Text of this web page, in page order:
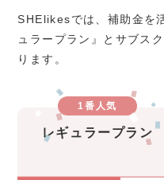
SHElikesでは、補助金を
ュラープラン』とサブス
ります。
レギュラープラン
1番人気